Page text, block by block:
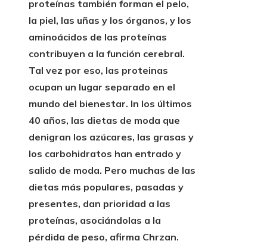
proteínas también forman el pelo,
la piel, las uñas y los órganos, y los
aminoácidos de las proteínas
contribuyen a la función cerebral.
Tal vez por eso, las proteinas
ocupan un lugar separado en el
mundo del bienestar. In los últimos
40 años, las dietas de moda que
denigran los azúcares, las grasas y
los carbohidratos han entrado y
salido de moda. Pero muchas de las
dietas más populares, pasadas y
presentes, dan prioridad a las
proteínas, asociándolas a la
pérdida de peso, afirma Chrzan.